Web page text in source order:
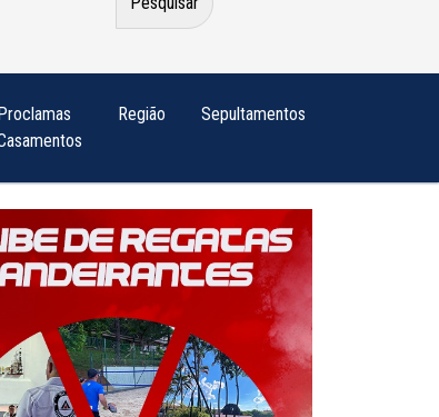
Proclamas
Região Sepultamentos